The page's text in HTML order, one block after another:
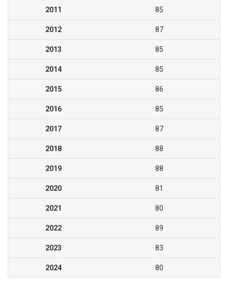
2011 85
2012 87
2013 85
2014 85
2015 86
2016 85
2017 87
2018 88
2019 88
2020 81
2021 80
2022 89
2023 83
2024 80